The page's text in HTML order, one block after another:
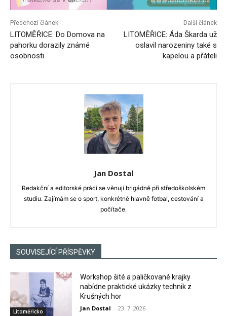
Předchozí článek
LITOMĚŘICE: Do Domova na
pahorku dorazily známé
osobnosti
Další článek
LITOMĚŘICE: Áda Škarda už
oslavil narozeniny také s
kapelou a přáteli
Jan Dostal
Redakční a editorské práci se věnuji brigádně při středoškolském
studiu. Zajímám se o sport, konkrétně hlavně fotbal, cestování a
počítače.
SOUVISEJÍCÍ PŘÍSPĚVKY
Litoměřicko
Workshop šité a paličkované krajky
nabídne praktické ukázky technik z
Krušných hor
Jan Dostal - 23. 7. 2026